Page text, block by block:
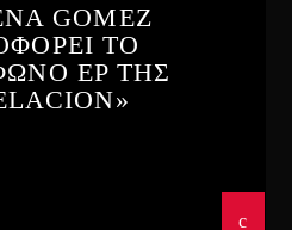
GOMEZ
ΤΟ
EP ΤΗΣ